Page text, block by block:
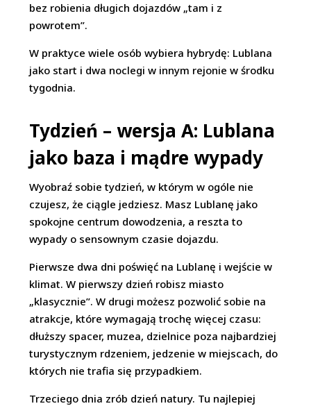
bez robienia długich dojazdów „tam i z
powrotem”.
W praktyce wiele osób wybiera hybrydę: Lublana
jako start i dwa noclegi w innym rejonie w środku
tygodnia.
Tydzień – wersja A: Lublana
jako baza i mądre wypady
Wyobraź sobie tydzień, w którym w ogóle nie
czujesz, że ciągle jedziesz. Masz Lublanę jako
spokojne centrum dowodzenia, a reszta to
wypady o sensownym czasie dojazdu.
Pierwsze dwa dni poświęć na Lublanę i wejście w
klimat. W pierwszy dzień robisz miasto
„klasycznie”. W drugi możesz pozwolić sobie na
atrakcje, które wymagają trochę więcej czasu:
dłuższy spacer, muzea, dzielnice poza najbardziej
turystycznym rdzeniem, jedzenie w miejscach, do
których nie trafia się przypadkiem.
Trzeciego dnia zrób dzień natury. Tu najlepiej